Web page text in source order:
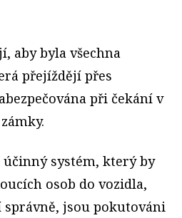
aby byla všechna
přejíždějí přes
při čekání v
systém, který by
osob do vozidla,
jsou pokutováni